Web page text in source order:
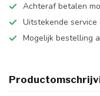
Achteraf betalen
Uitstekende
Mogelijk bestelling